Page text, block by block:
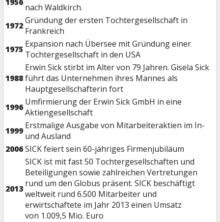
nach Waldkirch.
1972Gründung der ersten Tochtergesellschaft in
Frankreich
1975 Expansion nach Übersee mit Gründung einer
Tochtergesellschaft in den USA
1988
Erwin Sick stirbt im Alter von 79 Jahren. Gisela Sick
führt das Unternehmen ihres Mannes als
Hauptgesellschafterin fort
1996 Umfirmierung der Erwin Sick GmbH in eine
Aktiengesellschaft
1999 Erstmalige Ausgabe von Mitarbeiteraktien im In-
und Ausland
2006SICK feiert sein 60-jähriges Firmenjubiläum
2013
SICK ist mit fast 50 Tochtergesellschaften und
Beteiligungen sowie zahlreichen Vertretungen
rund um den Globus präsent. SICK beschäftigt
weltweit rund 6.500 Mitarbeiter und
erwirtschaftete im Jahr 2013 einen Umsatz
von 1.009,5 Mio. Euro